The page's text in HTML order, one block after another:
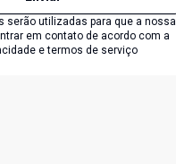
serão utilizadas para que a nossa
em contato de acordo com a
e termos de serviço